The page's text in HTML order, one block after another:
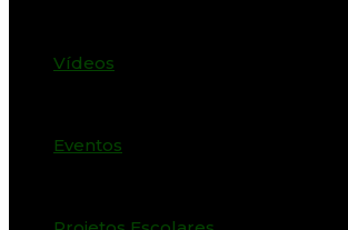
Vídeos
Eventos